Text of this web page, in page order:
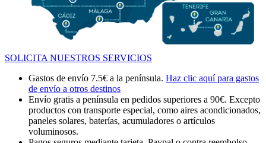
SOLICITA NUESTROS SERVICIOS
Gastos de envío 7.5€ a la península. Haz clic aquí para gastos
de envío a otros destinos
Envío gratis a península en pedidos superiores a 90€. Excepto
productos con transporte especial, como aires acondicionados,
paneles solares, baterías, acumuladores o artículos
voluminosos.